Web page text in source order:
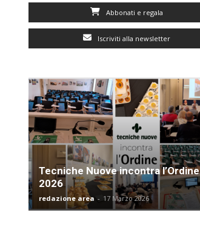
Abbonati e regala
Iscriviti alla newsletter
Tecniche Nuove incontra l’Ordine
2026
redazione area - 17 Marzo 2026